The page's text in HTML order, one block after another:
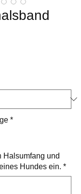
*
Halsumfang und
Hundes ein. *